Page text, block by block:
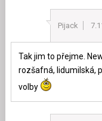
Pijack
Tak jim to přejme.
rozšafná, lidumilská,
volby